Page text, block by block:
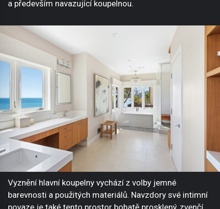
a především navazující koupelnou.
Vyznění hlavní koupelny vychází z volby jemné
barevnosti a použitých materiálů. Navzdory své intimní
povaze je také tento prostor bohatě prosklený, zvenčí